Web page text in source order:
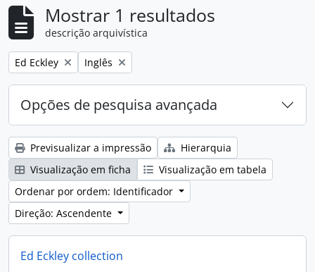
Mostrar 1 resultados
descrição arquivística
Remove filter:
Ed Eckley Remove filter:
Inglês
Opções de pesquisa avançada
Previsualizar a impressão
Hierarquia
Visualização em ficha
Visualização em tabela
Ordenar por ordem: Identificador
Direção: Ascendente
Ed Eckley collection